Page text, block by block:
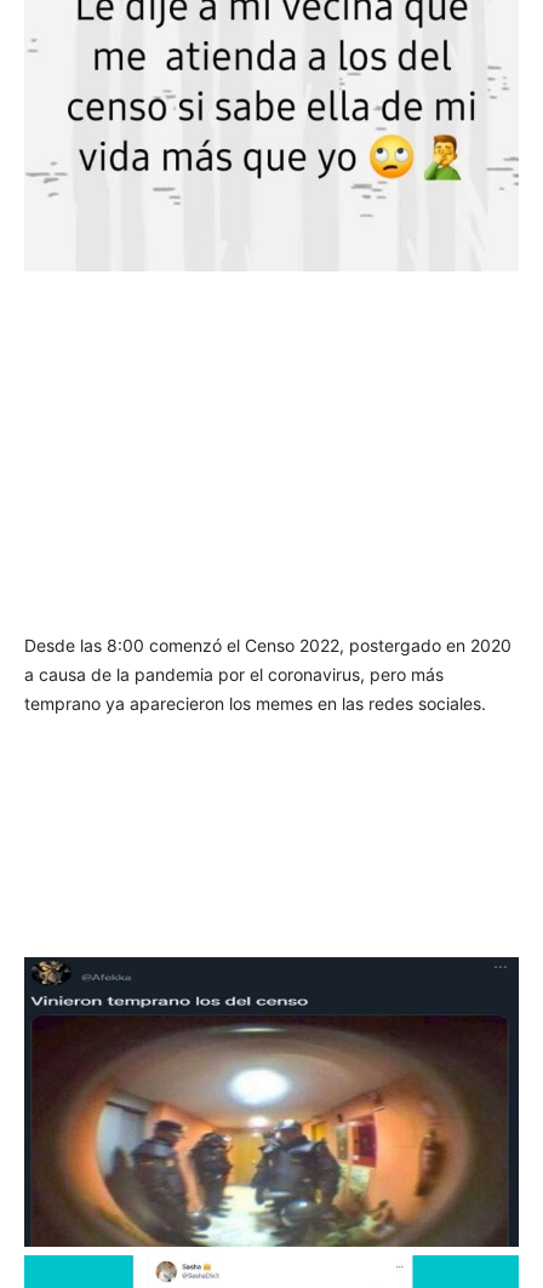
Desde las 8:00 comenzó el Censo 2022, postergado en 2020
a causa de la pandemia por el coronavirus, pero más
temprano ya aparecieron los memes en las redes sociales.